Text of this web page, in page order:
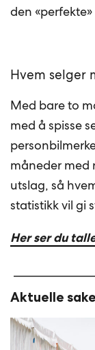
den
Hvem selger
Med bare to
med å spisse
måneder med
utslag, så
statistikk vil gi
Her ser du
Aktuelle